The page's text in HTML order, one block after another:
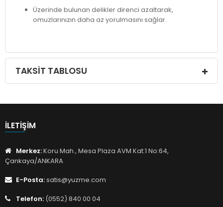
Üzerinde bulunan delikler direnci azaltarak,
omuzlarınızın daha az yorulmasını sağlar.
TAKSIT TABLOSU
İLETIŞIM
Merkez:Koru Mah., Mesa Plaza AVM Kat:1 No:64,
Çankaya/ANKARA
E-Posta:satis@yuzme.com
Telefon: (0552) 840 00 04